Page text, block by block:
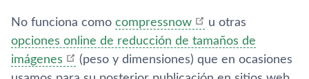
No funciona como compressnow
u otras
opciones online de reducción de tamaños de
imágenes
(peso y dimensiones) que en ocasiones